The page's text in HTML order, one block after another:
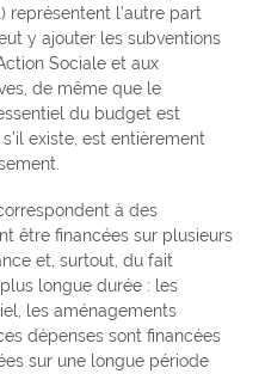
représentent l’autre part
y ajouter les subventions
Sociale et aux
de même que le
du budget est
existe, est entièrement
à des
être financées sur plusieurs
et, surtout, du fait
longue durée : les
les aménagements
dépenses sont financées
sur une longue période